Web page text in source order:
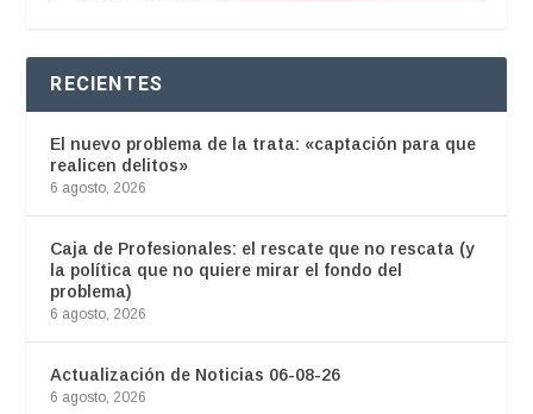
RECIENTES
El nuevo problema de la trata: «captación para que
realicen delitos»
6 agosto, 2026
Caja de Profesionales: el rescate que no rescata (y
la política que no quiere mirar el fondo del
problema)
6 agosto, 2026
Actualización de Noticias 06-08-26
6 agosto, 2026